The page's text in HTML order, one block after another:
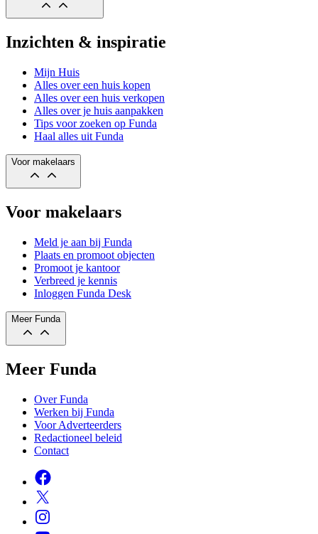
Inzichten & inspiratie
Mijn Huis
Alles over een huis kopen
Alles over een huis verkopen
Alles over je huis aanpakken
Tips voor zoeken op Funda
Haal alles uit Funda
Voor makelaars
Voor makelaars
Meld je aan bij Funda
Plaats en promoot objecten
Promoot je kantoor
Verbreed je kennis
Inloggen Funda Desk
Meer Funda
Meer Funda
Over Funda
Werken bij Funda
Voor Adverteerders
Redactioneel beleid
Contact